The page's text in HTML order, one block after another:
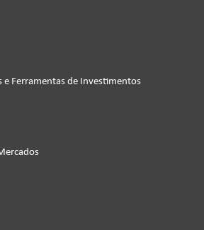
e Ferramentas de Investimentos